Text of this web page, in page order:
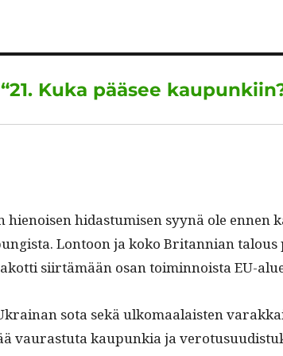
r
d
n
A
p
p
r
m
Kuka pääsee
hidas­tu­misen syynä ole ennen
Lon­toon ja koko Bri­tann­ian
siirtämään osan toimin­noista EU-
sota sekä ulko­maalais­ten
vauras­tu­ta kaupunkia ja